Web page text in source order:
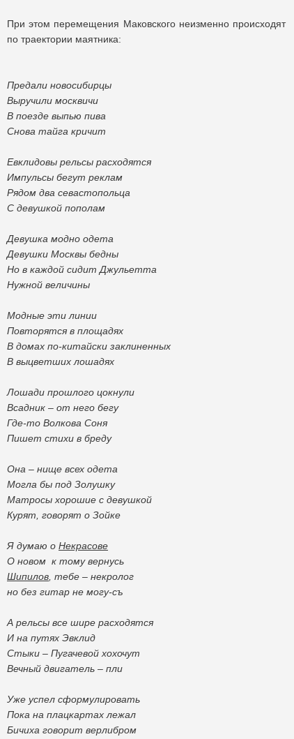
При этом перемещения Маковского неизменно происходят
по траектории маятника:
Предали новосибирцы
Выручили москвичи
В поезде выпью пива
Снова тайга кричит
Евклидовы рельсы расходятся
Импульсы бегут реклам
Рядом два севастопольца
С девушкой пополам
Девушка модно одета
Девушки Москвы бедны
Но в каждой сидит Джульетта
Нужной величины
Модные эти линии
Повторятся в площадях
В домах по-китайски заклиненных
В выцветших лошадях
Лошади прошлого цокнули
Всадник – от него бегу
Где-то Волкова Соня
Пишет стихи в бреду
Она – нище всех одета
Могла бы под Золушку
Матросы хорошие с девушкой
Курят, говорят о Зойке
Я думаю о Некрасове
О новом к тому вернусь
Шипилов , тебе – некролог
но без гитар не могу-съ
А рельсы все шире расходятся
И на путях Эвклид
Стыки – Пугачевой хохочут
Вечный двигатель – пли
Уже успел сформулировать
Пока на плацкартах лежал
Бичиха говорит верлибром